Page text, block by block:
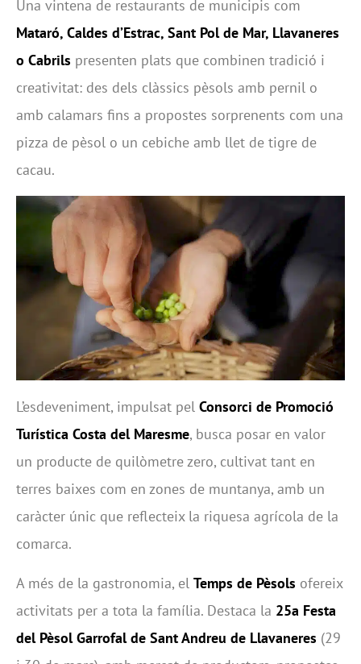
Una vintena de restaurants de municipis com
Mataró, Caldes d’Estrac, Sant Pol de Mar, Llavaneres
o Cabrils presenten plats que combinen tradició i
creativitat: des dels clàssics pèsols amb pernil o
amb calamars fins a propostes sorprenents com una
pizza de pèsol o un cebiche amb llet de tigre de
cacau.
L’esdeveniment, impulsat pel Consorci de Promoció
Turística Costa del Maresme, busca posar en valor
un producte de quilòmetre zero, cultivat tant en
terres baixes com en zones de muntanya, amb un
caràcter únic que reflecteix la riquesa agrícola de la
comarca.
A més de la gastronomia, el Temps de Pèsols ofereix
activitats per a tota la família. Destaca la 25a Festa
del Pèsol Garrofal de Sant Andreu de Llavaneres (29